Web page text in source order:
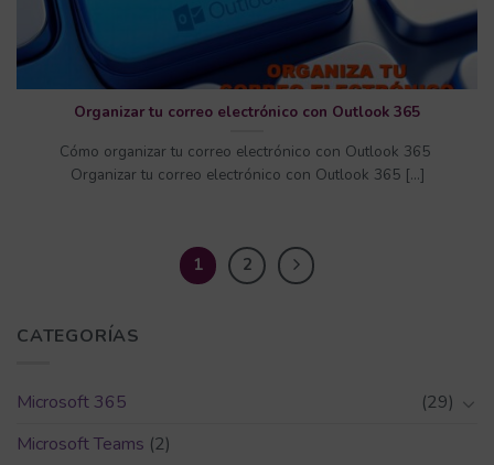
Organizar tu correo electrónico con Outlook 365
Cómo organizar tu correo electrónico con Outlook 365
Organizar tu correo electrónico con Outlook 365 [...]
1 2
CATEGORÍAS
Microsoft 365
(29)
Microsoft Teams (2)